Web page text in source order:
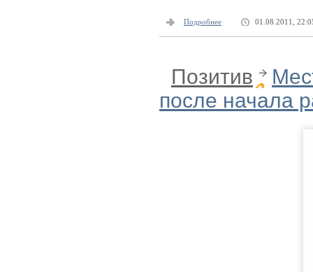
Подробнее 01.08.2011,
Позитив
после начала